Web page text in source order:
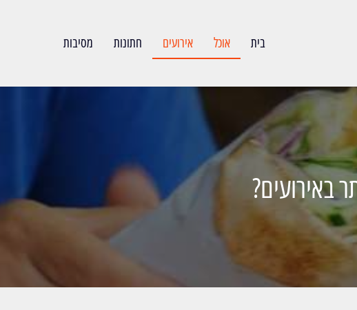
בית אוכל אירועים חתונות מסיבות
באירועים?